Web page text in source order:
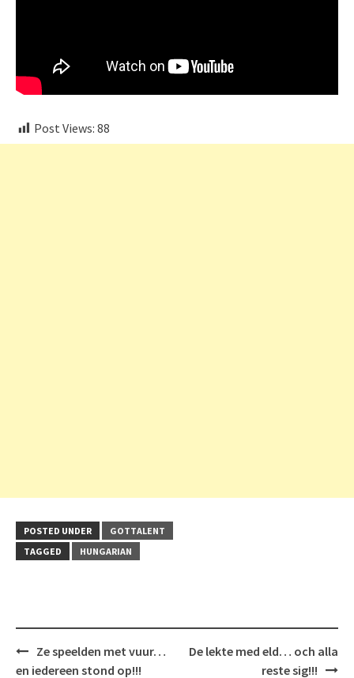
Post Views: 88
POSTED UNDER
GOTTALENT
TAGGED
HUNGARIAN
Post
navigation
Ze speelden met vuur…
en iedereen stond op!!!
De lekte med eld… och alla
reste sig!!!